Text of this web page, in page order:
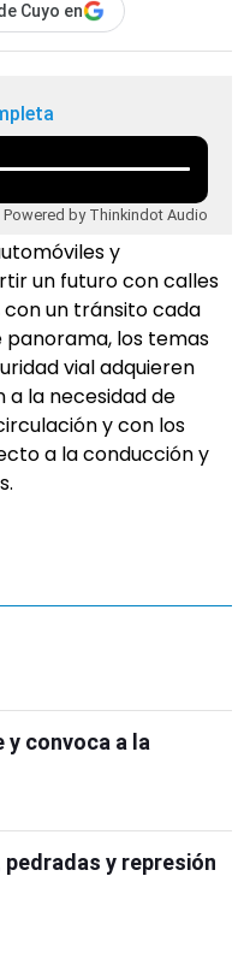
Cuyo en
Powered by Thinkindot Audio
y
un futuro con calles
un tránsito cada
los temas
vial adquieren
la necesidad de
y con los
a la conducción y
y convoca a la
y represión